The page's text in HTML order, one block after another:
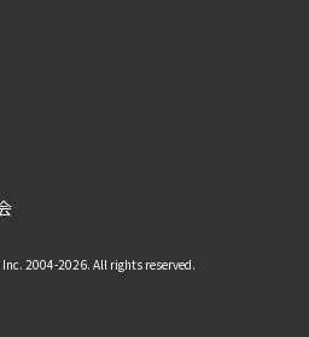
2004-2026. All rights reserved.